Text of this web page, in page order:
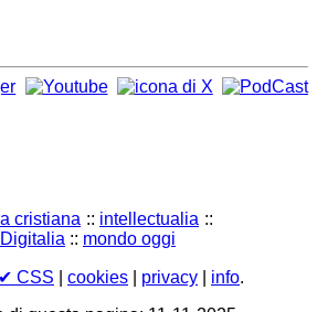
cristiana :: intellectualia ::
Digitalia :: mondo oggi
✔ CSS cookies privacy info.